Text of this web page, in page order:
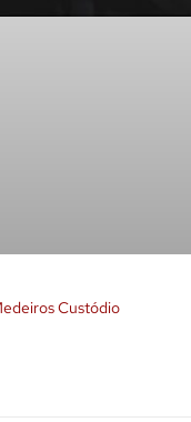
Custódio